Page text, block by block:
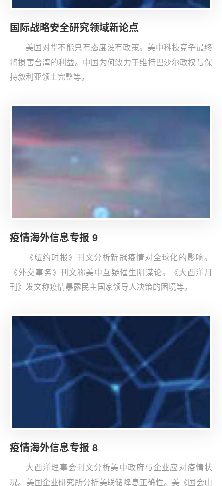
国际战略安全研究领域新论点
美国对华不能只有态度没有政策。美中科技竞争最终
将损害台湾的利益。中国为何致力于维持巴沙尔政权与保
持叙利亚领土完整等。
疫情海外信息专报 9
《纽约时报》刊文分析新冠疫情对全球化的影响。
《外交事务》刊文称美中互疑催生阴谋论。《大西洋月
刊》发文称疫情暴露民主国家领导人决策的困境等。
疫情海外信息专报 8
大西洋理事会刊文分析美中政府与企业应对疫情状
况。美国企业研究所分析美联储降息正确性。美《国会山